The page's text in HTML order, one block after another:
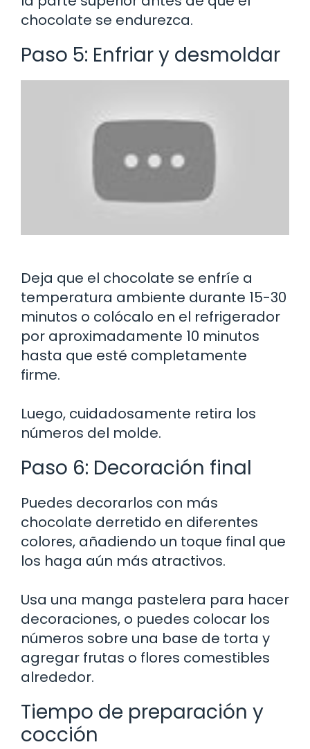
chocolate se endurezca.
Paso 5: Enfriar y desmoldar
Deja que el chocolate se enfríe a
temperatura ambiente durante 15-30
minutos o colócalo en el refrigerador
por aproximadamente 10 minutos
hasta que esté completamente
firme.
Luego, cuidadosamente retira los
números del molde.
Paso 6: Decoración final
Puedes decorarlos con más
chocolate derretido en diferentes
colores, añadiendo un toque final que
los haga aún más atractivos.
Usa una manga pastelera para hacer
decoraciones, o puedes colocar los
números sobre una base de torta y
agregar frutas o flores comestibles
alrededor.
Tiempo de preparación y
cocción